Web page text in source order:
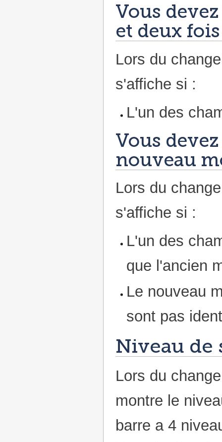
Vous
et deux
Lors du
s'affiche si :
L'un des
Vous
nouveau
Lors du
s'affiche si :
L'un des
que l'ancien
Le nouveau
sont pas
Niveau de
Lors du
montre le
barre a 4